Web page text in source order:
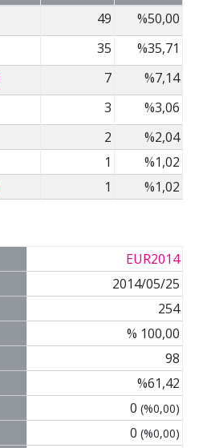
49
%50,00
35
%35,71
7
%7,14
3
%3,06
2
%2,04
1
%1,02
1 %1,02
EUR2014
2014/05/25
254
% 100,00
98
%61,42
0 (%0,00)
0 (%0,00)